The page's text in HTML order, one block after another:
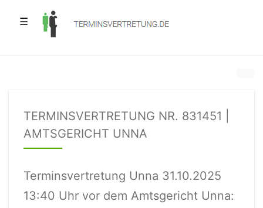
☰
TERMINSVERTRETUNG NR. 831451 |
AMTSGERICHT UNNA
Terminsvertretung Unna 31.10.2025
13:40 Uhr vor dem Amtsgericht Unna: